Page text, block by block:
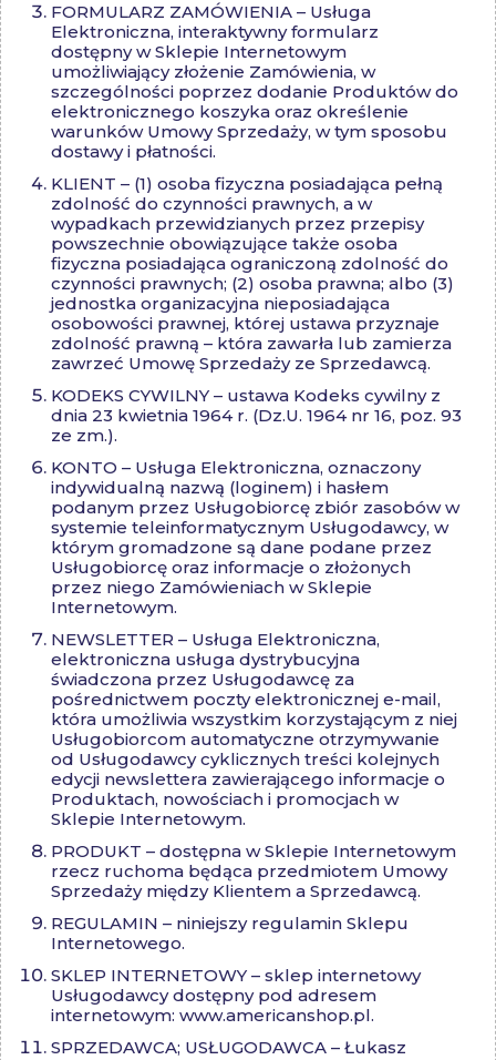
FORMULARZ ZAMÓWIENIA – Usługa
Elektroniczna, interaktywny formularz
dostępny w Sklepie Internetowym
umożliwiający złożenie Zamówienia, w
szczególności poprzez dodanie Produktów do
elektronicznego koszyka oraz określenie
warunków Umowy Sprzedaży, w tym sposobu
dostawy i płatności.
KLIENT – (1) osoba fizyczna posiadająca pełną
zdolność do czynności prawnych, a w
wypadkach przewidzianych przez przepisy
powszechnie obowiązujące także osoba
fizyczna posiadająca ograniczoną zdolność do
czynności prawnych; (2) osoba prawna; albo (3)
jednostka organizacyjna nieposiadająca
osobowości prawnej, której ustawa przyznaje
zdolność prawną – która zawarła lub zamierza
zawrzeć Umowę Sprzedaży ze Sprzedawcą.
KODEKS CYWILNY – ustawa Kodeks cywilny z
dnia 23 kwietnia 1964 r. (Dz.U. 1964 nr 16, poz. 93
ze zm.).
KONTO – Usługa Elektroniczna, oznaczony
indywidualną nazwą (loginem) i hasłem
podanym przez Usługobiorcę zbiór zasobów w
systemie teleinformatycznym Usługodawcy, w
którym gromadzone są dane podane przez
Usługobiorcę oraz informacje o złożonych
przez niego Zamówieniach w Sklepie
Internetowym.
NEWSLETTER – Usługa Elektroniczna,
elektroniczna usługa dystrybucyjna
świadczona przez Usługodawcę za
pośrednictwem poczty elektronicznej e-mail,
która umożliwia wszystkim korzystającym z niej
Usługobiorcom automatyczne otrzymywanie
od Usługodawcy cyklicznych treści kolejnych
edycji newslettera zawierającego informacje o
Produktach, nowościach i promocjach w
Sklepie Internetowym.
PRODUKT – dostępna w Sklepie Internetowym
rzecz ruchoma będąca przedmiotem Umowy
Sprzedaży między Klientem a Sprzedawcą.
REGULAMIN – niniejszy regulamin Sklepu
Internetowego.
SKLEP INTERNETOWY – sklep internetowy
Usługodawcy dostępny pod adresem
internetowym: www.americanshop.pl.
SPRZEDAWCA; USŁUGODAWCA – Łukasz